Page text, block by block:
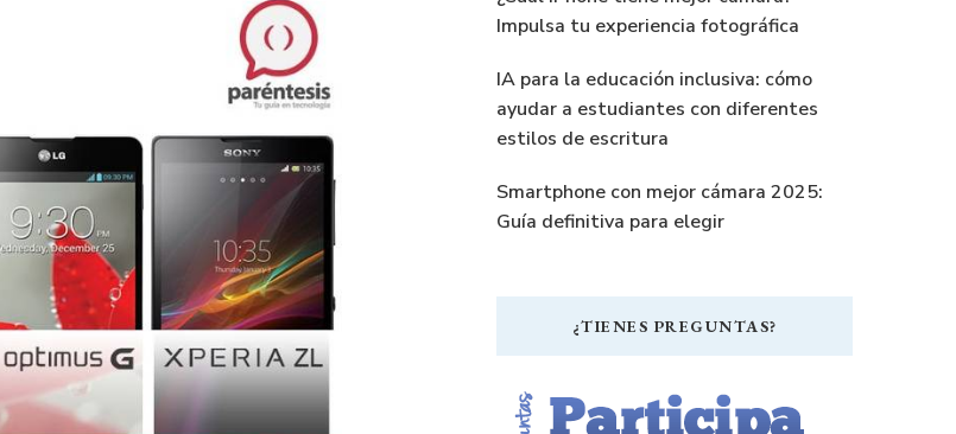
Impulsa tu experiencia fotográfica
IA para la educación inclusiva: cómo
ayudar a estudiantes con diferentes
estilos de escritura
Smartphone con mejor cámara 2025:
Guía definitiva para elegir
¿TIENES PREGUNTAS?